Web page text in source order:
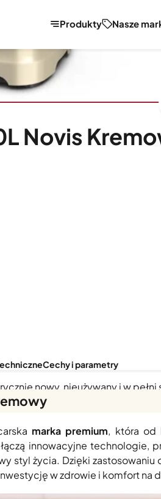
Produkty Nasze
Novis
Cechy i parametry
nowy, nieużywany i w
marka premium, która od
innowacyjne technologie,
styl życia. Dzięki
w zdrowie i komfort na